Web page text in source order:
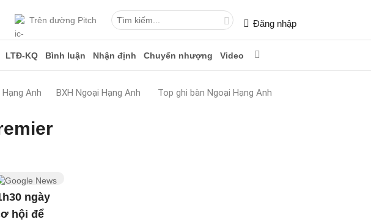
Trên đường Pitch Đăng nhập
LTĐ-KQ Bình luận Nhận định Chuyển nhượng Video
Hạng Anh BXH Ngoại Hạng Anh Top ghi bàn Ngoại Hạng Anh
ngày
hội để